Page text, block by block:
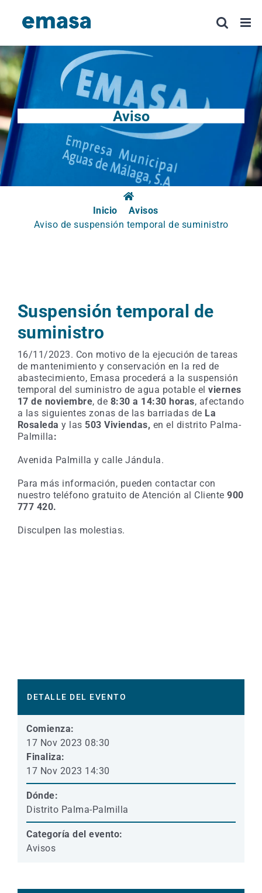
Aviso
Inicio
Avisos
Aviso de suspensión temporal de suministro
Suspensión temporal de
suministro
16/11/2023. Con motivo de la ejecución de tareas
de mantenimiento y conservación en la red de
abastecimiento, Emasa procederá a la suspensión
temporal del suministro de agua potable elviernes
17 de noviembre, de 8:30 a 14:30 horas, afectando
a las siguientes zonas de las barriadas de La
Rosaleda y las 503 Viviendas, en el distrito Palma-
Palmilla:
Avenida Palmilla y calle Jándula.
Para más información, pueden contactar con
nuestro teléfono gratuito de Atención al Cliente900
777 420.
Disculpen las molestias.
DETALLE DEL EVENTO
Comienza:
17 Nov 2023 08:30
Finaliza:
17 Nov 2023 14:30
Dónde:
Distrito Palma-Palmilla
Categoría del evento:
Avisos